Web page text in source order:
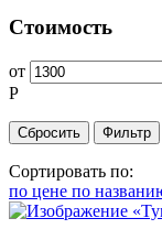
Стоимость
от
Р
Сортировать по:
по цене по